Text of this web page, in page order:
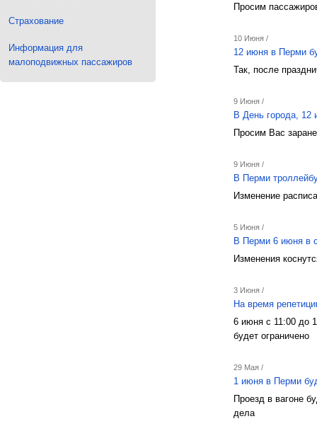
Страхование
Информация для
малоподвижных пассажиров
Просим
10 Июня /
12 июня в Перми
Так, после
9 Июня /
В День города, 12
Просим Вас
9 Июня /
В Перми
Изменение
5 Июня /
В Перми 6 июня в
Изменения
3 Июня /
На время
6 июня с 11:00 до
будет ограничено
29 Мая /
1 июня в Перми
Проезд в вагоне
дела